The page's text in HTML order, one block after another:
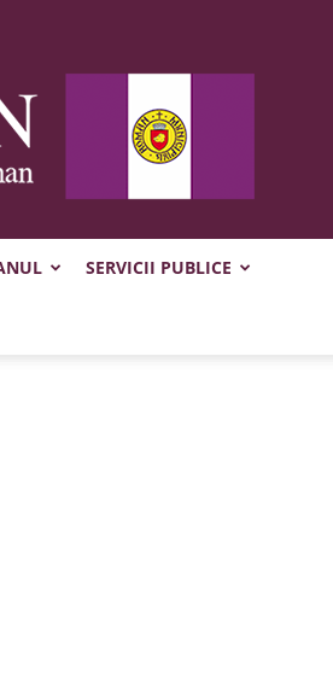
SERVICII PUBLICE